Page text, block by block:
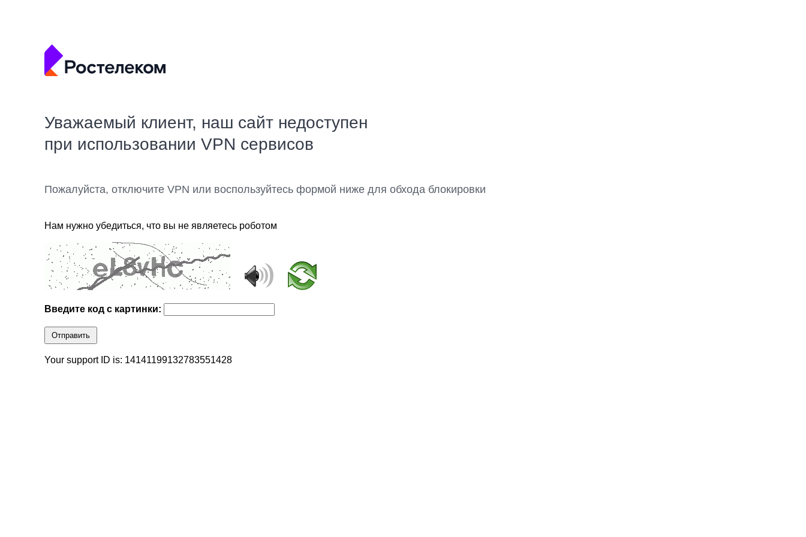
Уважаемый клиент, наш сайт недоступен
при использовании VPN сервисов
Пожалуйста, отключите VPN или воспользуйтесь формой ниже для обхода блокировки
Нам нужно убедиться, что вы не являетесь роботом
Введите код с картинки:
Отправить
Your support ID is: 14141199132783551428